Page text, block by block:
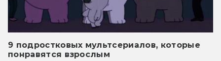
9 подростковых мультсериалов, которые
понравятся взрослым